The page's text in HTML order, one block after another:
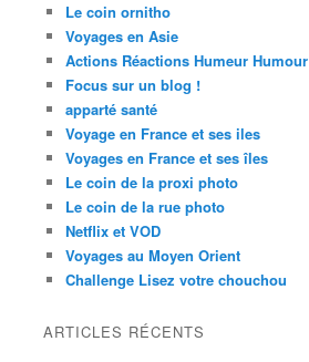
Le coin ornitho
Voyages en Asie
Actions Réactions Humeur Humour
Focus sur un blog !
apparté santé
Voyage en France et ses iles
Voyages en France et ses îles
Le coin de la proxi photo
Le coin de la rue photo
Netflix et VOD
Voyages au Moyen Orient
Challenge Lisez votre chouchou
ARTICLES RÉCENTS